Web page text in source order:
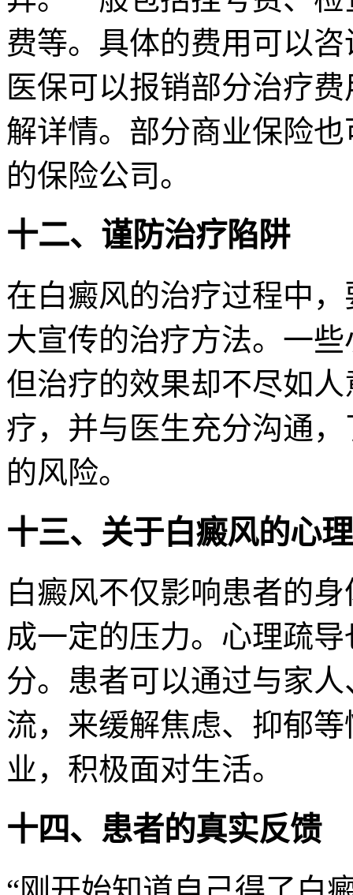
费等。具体的费用可以
医保可以报销部分治疗
解详情。部分商业保险
的保险公司。
十二、谨防治疗陷阱
在白癜风的治疗过程中
大宣传的治疗方法。一
但治疗的效果却不尽如
疗，并与医生充分沟通
的风险。
十三、关于白癜风的心
白癜风不仅影响患者的
成一定的压力。心理疏
分。患者可以通过与家
流，来缓解焦虑、抑郁
业，积极面对生活。
十四、患者的真实反馈